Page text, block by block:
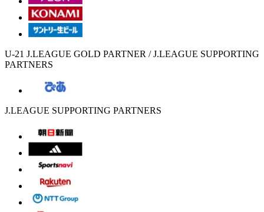
U-21 J.LEAGUE GOLD PARTNER / J.LEAGUE SUPPORTING
PARTNERS
J.LEAGUE SUPPORTING PARTNERS